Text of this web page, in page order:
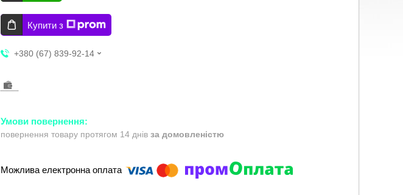
Купити з
+380 (67) 839-92-14
повернення товару протягом 14 днів за домовленістю